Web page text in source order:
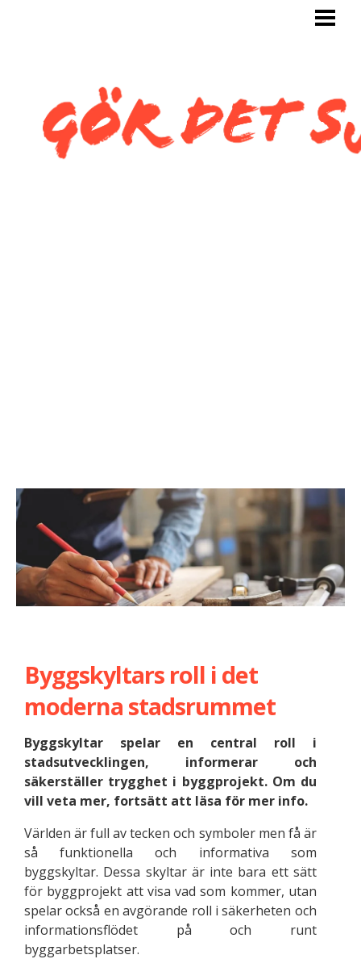
KAKLA SJÄLV
KAKLA TOALETT
Byggskyltars roll i det
moderna stadsrummet
Byggskyltar spelar en central roll i
stadsutvecklingen, informerar och
säkerställer trygghet i byggprojekt. Om du
vill veta mer, fortsätt att läsa för mer info.
Världen är full av tecken och symboler men få är
så funktionella och informativa som
byggskyltar. Dessa skyltar är inte bara ett sätt
för byggprojekt att visa vad som kommer, utan
spelar också en avgörande roll i säkerheten och
informationsflödet på och runt
byggarbetsplatser.